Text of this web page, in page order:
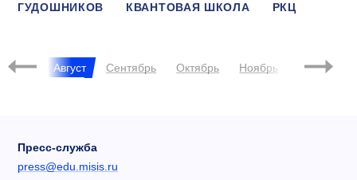
ГУДОШНИКОВ КВАНТОВАЯ ШКОЛА РКЦ
Июль Август Сентябрь Октябрь Ноябрь Декабрь
Пресс-служба
press@edu.misis.ru